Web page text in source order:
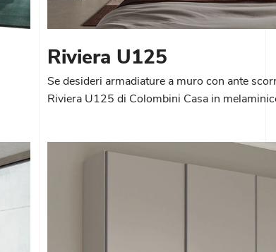
Riviera U125
Se desideri armadiature a muro con ante
Riviera U125 di Colombini Casa in